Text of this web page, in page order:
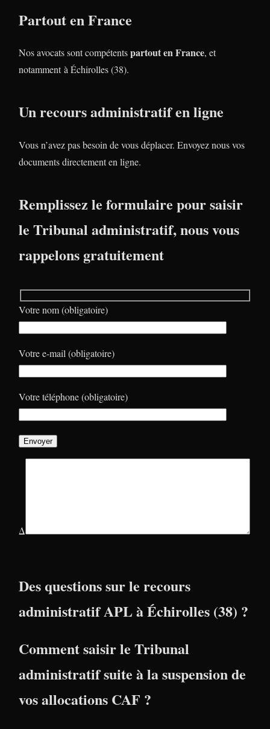
Partout en France
Nos avocats sont compétentspartout en France, et
notamment à Échirolles (38).
Un recours administratif en ligne
Vous n’avez pas besoin de vous déplacer. Envoyez nous vos
documents directement en ligne.
Remplissez le formulaire pour saisir
le Tribunal administratif, nous vous
rappelons gratuitement
Votre nom (obligatoire)
Votre e-mail (obligatoire)
Votre téléphone (obligatoire)
Δ
Des questions sur le recours
administratif APL à Échirolles (38) ?
Comment saisir le Tribunal
administratif suite à la suspension de
vos allocations CAF ?